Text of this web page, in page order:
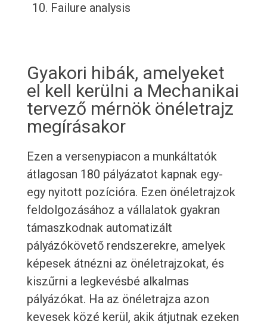
Failure analysis
Gyakori hibák, amelyeket
el kell kerülni a Mechanikai
tervező mérnök önéletrajz
megírásakor
Ezen a versenypiacon a munkáltatók
átlagosan 180 pályázatot kapnak egy-
egy nyitott pozícióra. Ezen önéletrajzok
feldolgozásához a vállalatok gyakran
támaszkodnak automatizált
pályázókövető rendszerekre, amelyek
képesek átnézni az önéletrajzokat, és
kiszűrni a legkevésbé alkalmas
pályázókat. Ha az önéletrajza azon
kevesek közé kerül, akik átjutnak ezeken